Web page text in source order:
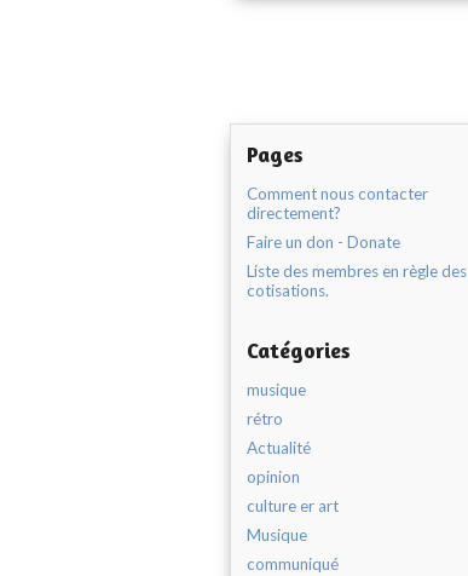
Pages
Comment nous contacter
directement?
Faire un don - Donate
Liste des membres en règle des
cotisations.
Catégories
musique
rétro
Actualité
opinion
culture er art
Musique
communiqué